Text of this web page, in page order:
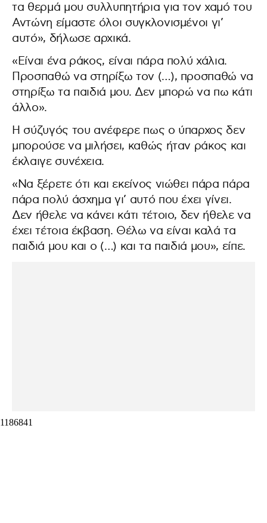
τα θερμά μου συλλυπητήρια για τον χαμό του
Αντώνη είμαστε όλοι συγκλονισμένοι γι’
αυτό», δήλωσε αρχικά.
«Είναι ένα ράκος, είναι πάρα πολύ χάλια.
Προσπαθώ να στηρίξω τον (…), προσπαθώ να
στηρίξω τα παιδιά μου. Δεν μπορώ να πω κάτι
άλλο».
Η σύζυγός του ανέφερε πως ο ύπαρχος δεν
μπορούσε να μιλήσει, καθώς ήταν ράκος και
έκλαιγε συνέχεια.
«Να ξέρετε ότι και εκείνος νιώθει πάρα πάρα
πάρα πολύ άσχημα γι’ αυτό που έχει γίνει.
Δεν ήθελε να κάνει κάτι τέτοιο, δεν ήθελε να
έχει τέτοια έκβαση. Θέλω να είναι καλά τα
παιδιά μου και ο (…) και τα παιδιά μου», είπε.